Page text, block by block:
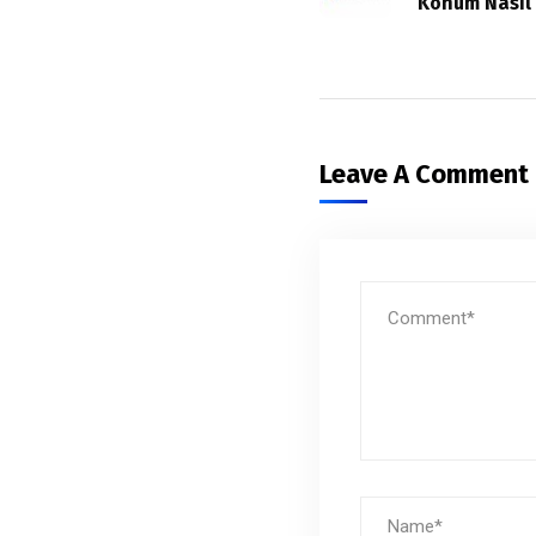
Leave A Comment